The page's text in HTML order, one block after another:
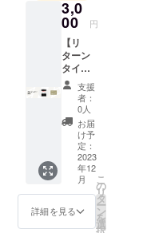
3,0
00 円
【リ
ターン
タイト
ル】 プ
ロジェ
クト支
援 【リ
ターン
内容】
・ス
テッ
カー ・
クレ
ジット
記載 ・
支援
者：
0人
お届
け予
定：
2023
年12
月
詳細を見る
こ
の
リ
タ
ー
ン
を
選